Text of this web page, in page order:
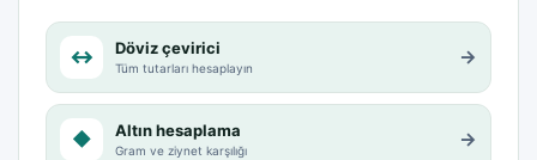
↔ Döviz çevirici
Tüm tutarları hesaplayın →
◆ Altın hesaplama
Gram ve ziynet karşılığı →